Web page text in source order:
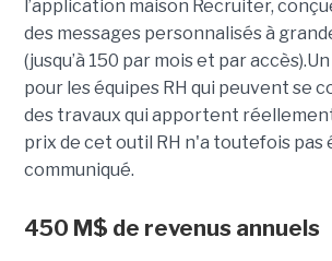
l’application maison Recruiter,
des messages personnalisés à
(jusqu’à 150 par mois et par
pour les équipes RH qui peuvent se
des travaux qui apportent
prix de cet outil RH n'a toutefois pas
communiqué.
450 M$ de revenus annuels